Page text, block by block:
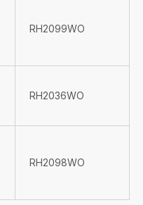
RH2099WO
RH2036WO
RH2098WO